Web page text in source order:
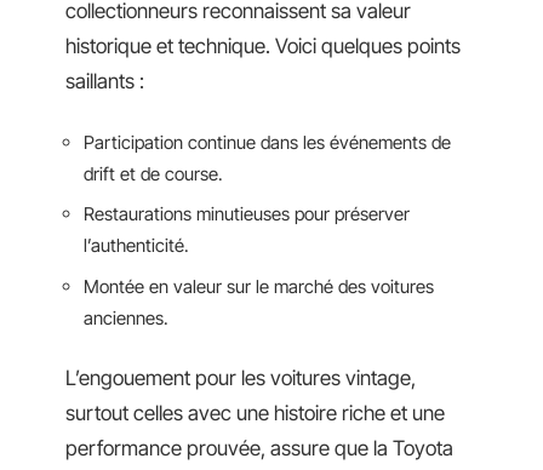
collectionneurs reconnaissent sa valeur
historique et technique. Voici quelques points
saillants :
Participation continue dans les événements de
drift et de course.
Restaurations minutieuses pour préserver
l’authenticité.
Montée en valeur sur le marché des voitures
anciennes.
L’engouement pour les voitures vintage,
surtout celles avec une histoire riche et une
performance prouvée, assure que la Toyota